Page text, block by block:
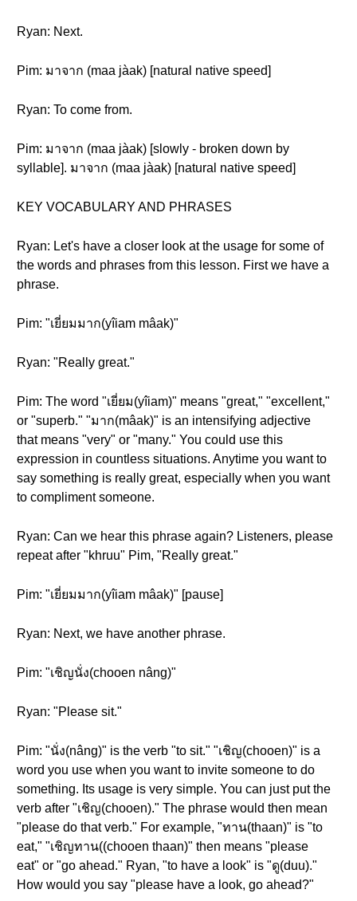
Ryan: Next.
Pim: มาจาก (maa jàak) [natural native speed]
Ryan: To come from.
Pim: มาจาก (maa jàak) [slowly - broken down by
syllable]. มาจาก (maa jàak) [natural native speed]
KEY VOCABULARY AND PHRASES
Ryan: Let's have a closer look at the usage for some of
the words and phrases from this lesson. First we have a
phrase.
Pim: "เยี่ยมมาก(yîiam mâak)"
Ryan: "Really great."
Pim: The word "เยี่ยม(yîiam)" means "great," "excellent,"
or "superb." "มาก(mâak)" is an intensifying adjective
that means "very" or "many." You could use this
expression in countless situations. Anytime you want to
say something is really great, especially when you want
to compliment someone.
Ryan: Can we hear this phrase again? Listeners, please
repeat after "khruu" Pim, "Really great."
Pim: "เยี่ยมมาก(yîiam mâak)" [pause]
Ryan: Next, we have another phrase.
Pim: "เชิญนั่ง(chooen nâng)"
Ryan: "Please sit."
Pim: "นั่ง(nâng)" is the verb "to sit." "เชิญ(chooen)" is a
word you use when you want to invite someone to do
something. Its usage is very simple. You can just put the
verb after "เชิญ(chooen)." The phrase would then mean
"please do that verb." For example, "ทาน(thaan)" is "to
eat," "เชิญทาน((chooen thaan)" then means "please
eat" or "go ahead." Ryan, "to have a look" is "ดู(duu)."
How would you say "please have a look, go ahead?"